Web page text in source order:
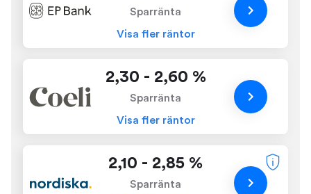
Sparränta
Visa fler räntor
2,30 - 2,60 %
Sparränta
Visa fler räntor
2,10 - 2,85 %
Sparränta